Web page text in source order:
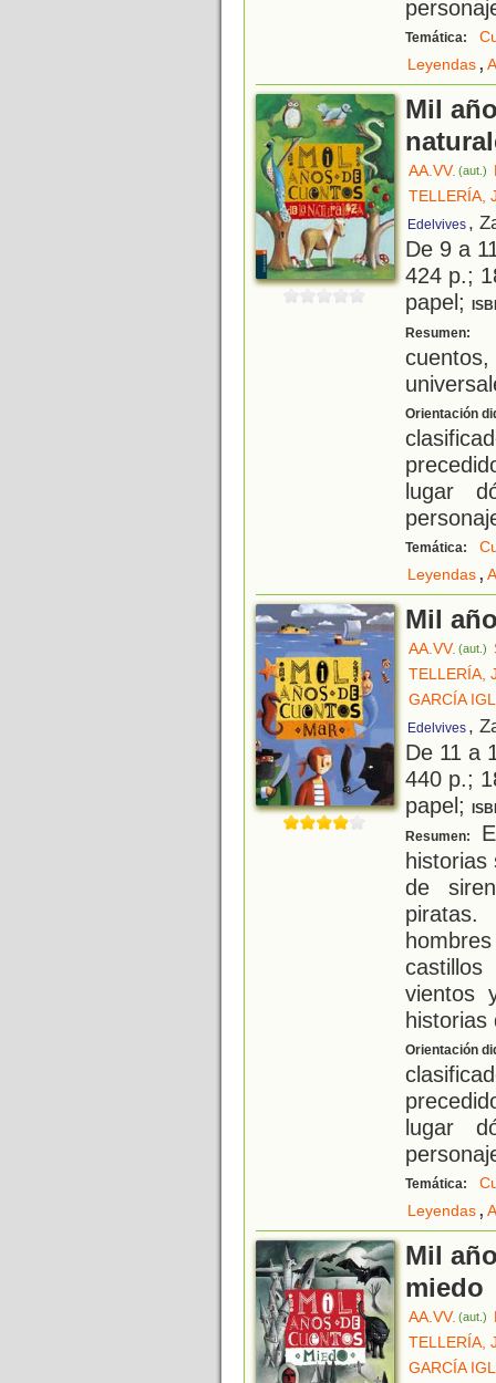
Temática:
Leyendas,
Mil
AA.VV. (aut.)
TELLERÍA,
Edelvives ,
De 9 a
424 p.;
papel;
Resumen:
Orientación
lugar
Temática:
Leyendas,
Mil
AA.VV. (aut.)
TELLERÍA,
GARCÍA
Edelvives ,
De 11 a
440 p.;
papel;
Resumen:
historias
de
vientos
historias
Orientación
lugar
Temática:
Leyendas,
Mil
miedo
AA.VV. (aut.)
TELLERÍA,
GARCÍA